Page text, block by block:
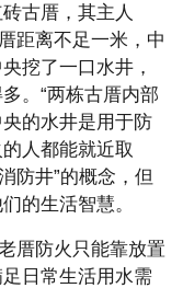
古厝，其主人
距离不足一米，中
挖了一口水井，
。“两栋古厝内部
的水井是用于防
人都能就近取
防井”的概念，但
的生活智慧。
厝防火只能靠放置
日常生活用水需